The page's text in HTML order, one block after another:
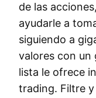
de las
ayudarle a
siguiendo a
valores con un
lista le ofrece
trading. Filtre